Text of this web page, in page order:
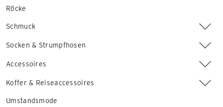
Röcke
Schmuck
Socken & Strumpfhosen
Accessoires
Koffer & Reiseaccessoires
Umstandsmode